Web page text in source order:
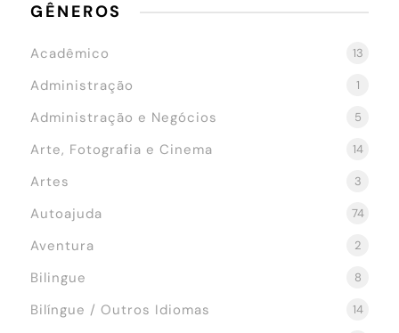
GÊNEROS
Acadêmico 13
Administração 1
Administração e Negócios 5
Arte, Fotografia e Cinema 14
Artes 3
Autoajuda 74
Aventura 2
Bilingue 8
Bilíngue / Outros Idiomas 14